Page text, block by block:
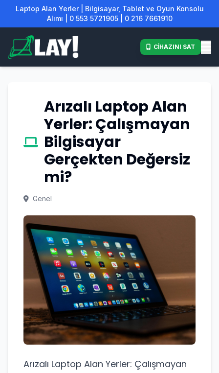
Laptop Alan Yerler | Bilgisayar, Tablet ve Oyun Konsolu
Alımı | 0 553 5721905 | 0 216 7661910
CİHAZINI SAT
Arızalı Laptop Alan
Yerler: Çalışmayan
Bilgisayar
Gerçekten Değersiz
mi?
Genel
Arızalı Laptop Alan Yerler: Çalışmayan